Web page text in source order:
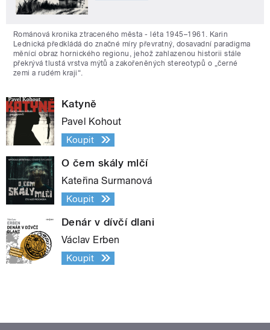
Románová kronika ztraceného města - léta 1945–1961. Karin
Lednická předkládá do značné míry převratný, dosavadní paradigma
měnící obraz hornického regionu, jehož zahlazenou historii stále
překrývá tlustá vrstva mýtů a zakořeněných stereotypů o „černé
zemi a rudém kraji“.
Katyně
Pavel Kohout
Koupit
O čem skály mlčí
Kateřina Surmanová
Koupit
Denár v dívčí dlani
Václav Erben
Koupit